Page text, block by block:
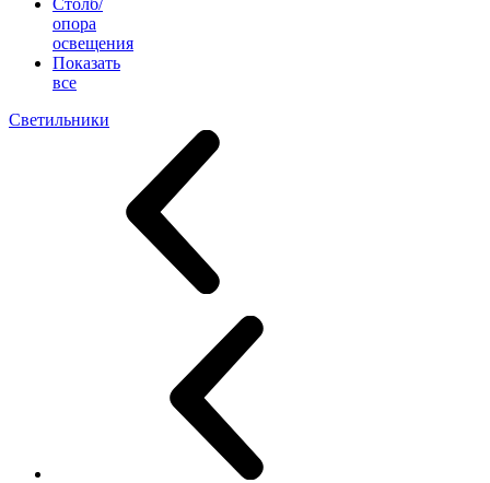
Столб/
опора
освещения
Показать
все
Светильники